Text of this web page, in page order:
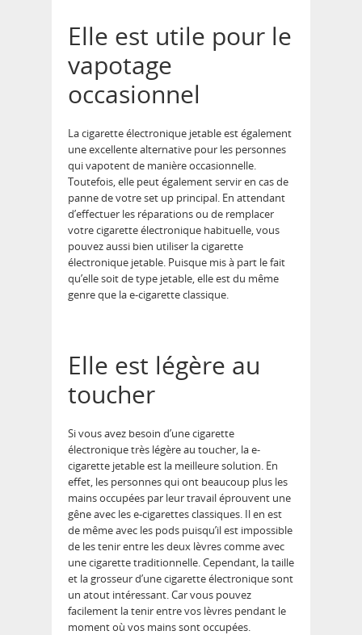
Elle est utile pour le
vapotage
occasionnel
La cigarette électronique jetable est également
une excellente alternative pour les personnes
qui vapotent de manière occasionnelle.
Toutefois, elle peut également servir en cas de
panne de votre set up principal. En attendant
d’effectuer les réparations ou de remplacer
votre cigarette électronique habituelle, vous
pouvez aussi bien utiliser la cigarette
électronique jetable. Puisque mis à part le fait
qu’elle soit de type jetable, elle est du même
genre que la e-cigarette classique.
Elle est légère au
toucher
Si vous avez besoin d’une cigarette
électronique très légère au toucher, la e-
cigarette jetable est la meilleure solution. En
effet, les personnes qui ont beaucoup plus les
mains occupées par leur travail éprouvent une
gêne avec les e-cigarettes classiques. Il en est
de même avec les pods puisqu’il est impossible
de les tenir entre les deux lèvres comme avec
une cigarette traditionnelle. Cependant, la taille
et la grosseur d’une cigarette électronique sont
un atout intéressant. Car vous pouvez
facilement la tenir entre vos lèvres pendant le
moment où vos mains sont occupées.